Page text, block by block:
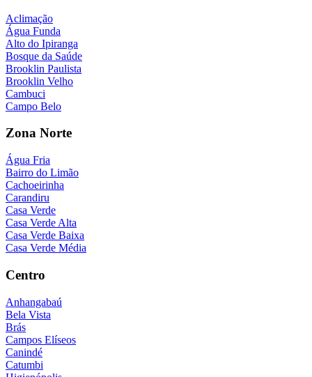
Aclimação
Água Funda
Alto do Ipiranga
Bosque da Saúde
Brooklin Paulista
Brooklin Velho
Cambuci
Campo Belo
Zona Norte
Água Fria
Bairro do Limão
Cachoeirinha
Carandiru
Casa Verde
Casa Verde Alta
Casa Verde Baixa
Casa Verde Média
Centro
Anhangabaú
Bela Vista
Brás
Campos Elíseos
Canindé
Catumbi